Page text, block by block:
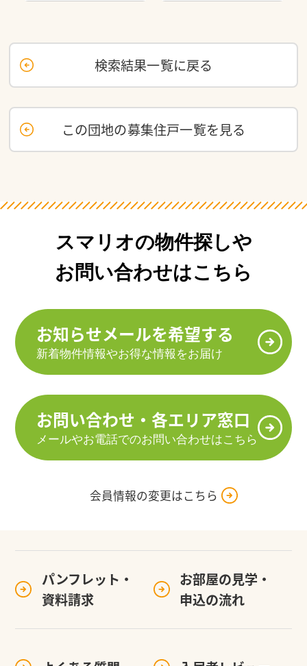
検索結果一覧に戻る
この団地の募集住戸一覧を見る
スマリオの物件探しや
お問い合わせはこちら
お知らせメールを希望する
新着物件情報やお得な情報をお届け
お問い合わせ・各エリア窓口
メールやお電話でのお問い合わせはこちら
会員情報の変更はこちら
パンフレット・
資料請求
お部屋の見学・
申込の流れ